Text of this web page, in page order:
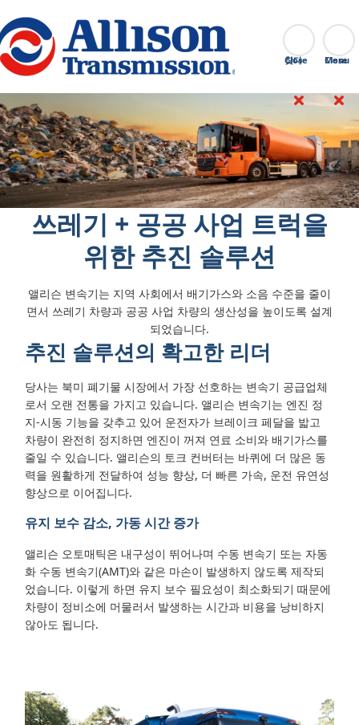
Go Home 찾다
Close
쓰레기 + 공공 사업 트럭을
위한 추진 솔루션
앨리슨 변속기는 지역 사회에서 배기가스와 소음 수준을 줄이
면서 쓰레기 차량과 공공 사업 차량의 생산성을 높이도록 설계
되었습니다.
추진 솔루션의 확고한 리더
당사는 북미 폐기물 시장에서 가장 선호하는 변속기 공급업체
로서 오랜 전통을 가지고 있습니다. 앨리슨 변속기는 엔진 정
지-시동 기능을 갖추고 있어 운전자가 브레이크 페달을 밟고
차량이 완전히 정지하면 엔진이 꺼져 연료 소비와 배기가스를
줄일 수 있습니다. 앨리슨의 토크 컨버터는 바퀴에 더 많은 동
력을 원활하게 전달하여 성능 향상, 더 빠른 가속, 운전 유연성
향상으로 이어집니다.
유지 보수 감소, 가동 시간 증가
앨리슨 오토매틱은 내구성이 뛰어나며 수동 변속기 또는 자동
화 수동 변속기(AMT)와 같은 마손이 발생하지 않도록 제작되
었습니다. 이렇게 하면 유지 보수 필요성이 최소화되기 때문에
차량이 정비소에 머물러서 발생하는 시간과 비용을 낭비하지
않아도 됩니다.